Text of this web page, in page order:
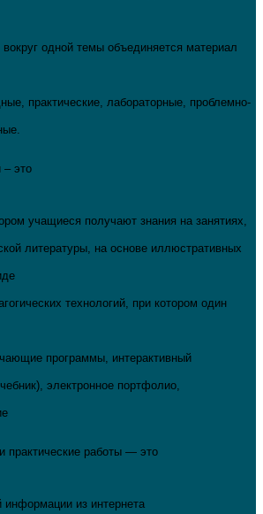
одной темы объединяется материал
практические, лабораторные, проблемно-
– это
учащиеся получают знания на занятиях,
литературы, на основе иллюстративных
технологий, при котором один
программы, интерактивный
электронное портфолио,
практические работы — это
информации из интернета